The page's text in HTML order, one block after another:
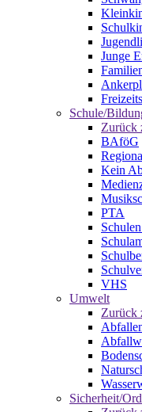
Junge
Schule/
Zurück
BAföG
Kein
PTA
VHS
Umwelt
Zurück
Sicherheit/